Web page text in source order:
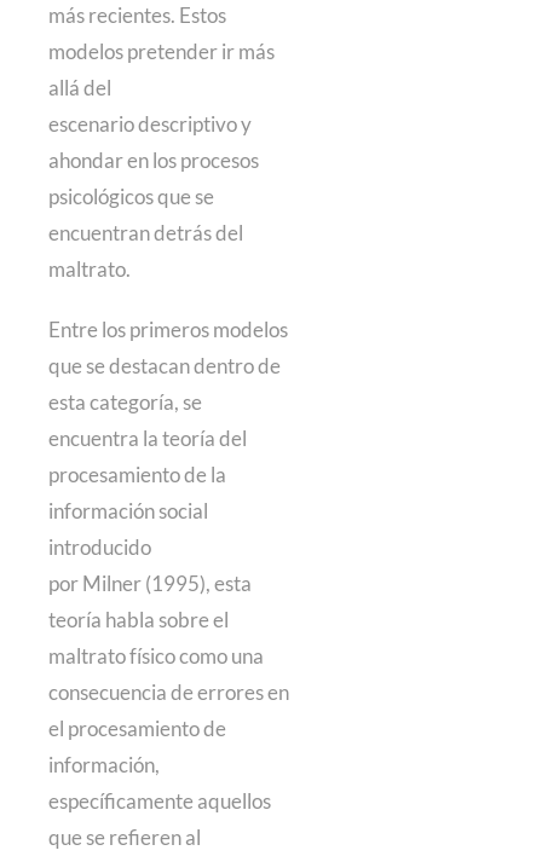
más recientes. Estos
modelos pretender ir más
allá del
escenario descriptivo y
ahondar en los procesos
psicológicos que se
encuentran detrás del
maltrato.
Entre los primeros modelos
que se destacan dentro de
esta categoría, se
encuentra la teoría del
procesamiento de la
información social
introducido
por Milner (1995), esta
teoría habla sobre el
maltrato físico como una
consecuencia de errores en
el procesamiento de
información,
específicamente aquellos
que se refieren al